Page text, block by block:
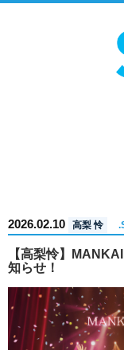
2026.02.10 高梨 怜
【高梨怜】
知らせ！